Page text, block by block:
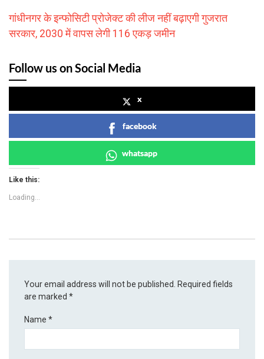
गांधीनगर के इन्फोसिटी प्रोजेक्ट की लीज नहीं बढ़ाएगी गुजरात
सरकार, 2030 में वापस लेगी 116 एकड़ जमीन
Follow us on Social Media
x
facebook
whatsapp
Like this:
Loading...
Your email address will not be published.
Required fields
are marked*
Name*